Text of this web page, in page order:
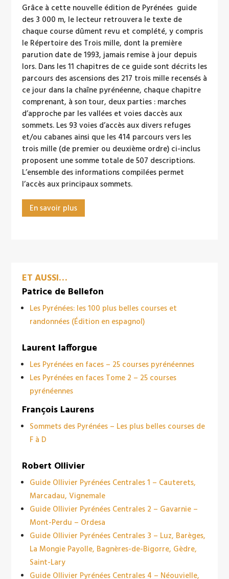
Grâce à cette nouvelle édition de Pyrénées  guide
des 3 000 m, le lecteur retrouvera le texte de
chaque course dûment revu et complété, y compris
le Répertoire des Trois mille, dont la première
parution date de 1993, jamais remise à jour depuis
lors. Dans les 11 chapitres de ce guide sont décrits les
parcours des ascensions des 217 trois mille recensés à
ce jour dans la chaîne pyrénéenne, chaque chapitre
comprenant, à son tour, deux parties : marches
d’approche par les vallées et voies daccès aux
sommets. Les 93 voies d’accès aux divers refuges
et/ou cabanes ainsi que les 414 parcours vers les
trois mille (de premier ou deuxième ordre) ci-inclus
proposent une somme totale de 507 descriptions.
L’ensemble des informations compilées permet
l’accès aux principaux sommets.
En savoir plus
ET AUSSI…
Patrice de Bellefon
Les Pyrénées: les 100 plus belles courses et
randonnées (Édition en espagnol)
Laurent lafforgue
Les Pyrénées en faces – 25 courses pyrénéennes
Les Pyrénées en faces Tome 2 – 25 courses
pyrénéennes
François Laurens
Sommets des Pyrénées – Les plus belles courses de
F à D
Robert Ollivier
Guide Ollivier Pyrénées Centrales 1 – Cauterets,
Marcadau, Vignemale
Guide Ollivier Pyrénées Centrales 2 – Gavarnie –
Mont-Perdu – Ordesa
Guide Ollivier Pyrénées Centrales 3 – Luz, Barèges,
La Mongie Payolle, Bagnères-de-Bigorre, Gèdre,
Saint-Lary
Guide Ollivier Pyrénées Centrales 4 – Néouvielle,